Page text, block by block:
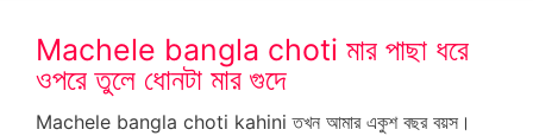
Machele bangla choti মার পাছা ধরে
ওপরে তুলে ধোনটা মার গুদে
Machele bangla choti kahini তখন আমার একুশ বছর বয়স।